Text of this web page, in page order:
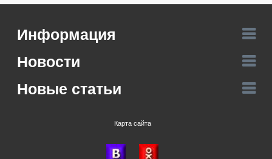
Информация
Новости
Новые статьи
Карта сайта